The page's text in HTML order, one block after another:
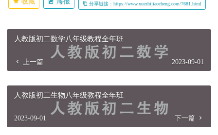
分享链接：https://www.xuezhijiaocheng.com/7681.html
人教版初二数学八年级教程全年班
上一篇 2023-09-01
人教版初二生物八年级教程全年班
2023-09-01 下一篇